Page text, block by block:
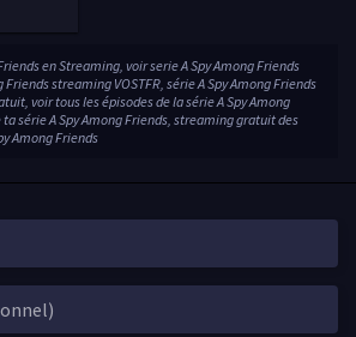
en Streaming, voir serie A Spy Among Friends
Friends streaming VOSTFR, série A Spy Among Friends
voir tous les épisodes de la série A Spy Among
série A Spy Among Friends, streaming gratuit des
Among Friends